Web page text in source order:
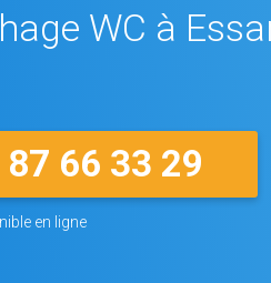
WC à
87 66 33 29
en ligne